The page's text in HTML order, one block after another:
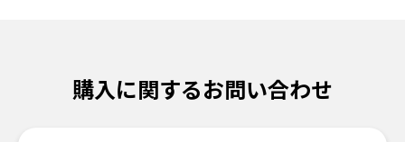
購入に関するお問い合わせ